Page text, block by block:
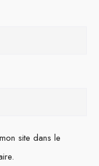
site dans le